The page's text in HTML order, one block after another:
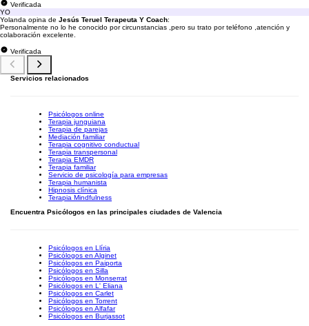
Verificada
YO
Yolanda opina de Jesús Teruel Terapeuta Y Coach:
Personalmente no lo he conocido por circunstancias ,pero su trato por teléfono ,atención y
colaboración excelente.
Verificada
Servicios relacionados
Psicólogos online
Terapia junguiana
Terapia de parejas
Mediación familiar
Terapia cognitivo conductual
Terapia transpersonal
Terapia EMDR
Terapia familiar
Servicio de psicología para empresas
Terapia humanista
Hipnosis clínica
Terapia Mindfulness
Encuentra Psicólogos en las principales ciudades de Valencia
Psicólogos en Llíria
Psicólogos en Alginet
Psicólogos en Paiporta
Psicólogos en Silla
Psicólogos en Monserrat
Psicólogos en L' Eliana
Psicólogos en Carlet
Psicólogos en Torrent
Psicólogos en Alfafar
Psicólogos en Burjassot